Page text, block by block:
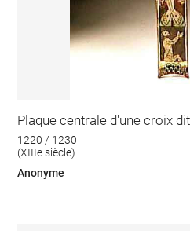
Plaque centrale d'une croix
1220 / 1230
(XIIIe siècle)
Anonyme